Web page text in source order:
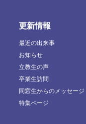
更新情報
最近の出来事
お知らせ
立教生の声
卒業生訪問
同窓生からのメッセージ
特集ページ